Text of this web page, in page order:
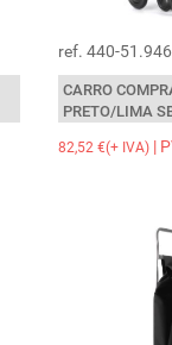
quem chama por
O
água
para
vide).
ref. 440-
CARRO
PRETO/LIMA
82,52 €(+ IVA) |